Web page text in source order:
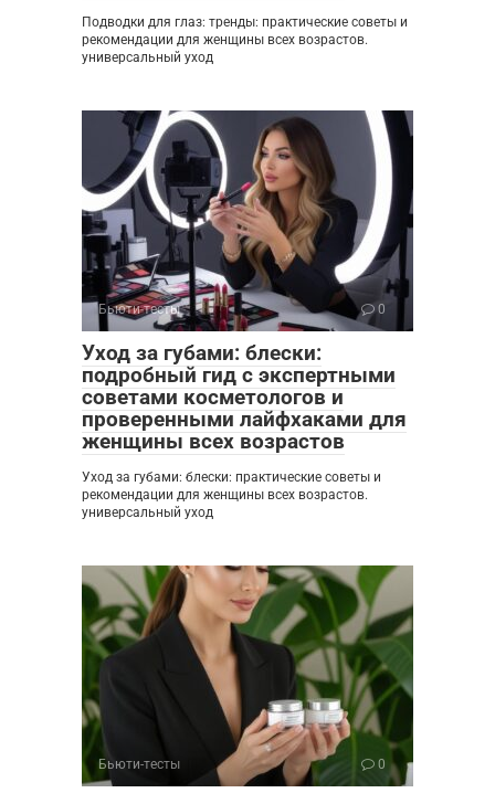
Подводки для глаз: тренды: практические советы и
рекомендации для женщины всех возрастов.
универсальный уход
Бьюти-тесты 0
Уход за губами: блески:
подробный гид с экспертными
советами косметологов и
проверенными лайфхаками для
женщины всех возрастов
Уход за губами: блески: практические советы и
рекомендации для женщины всех возрастов.
универсальный уход
Бьюти-тесты 0